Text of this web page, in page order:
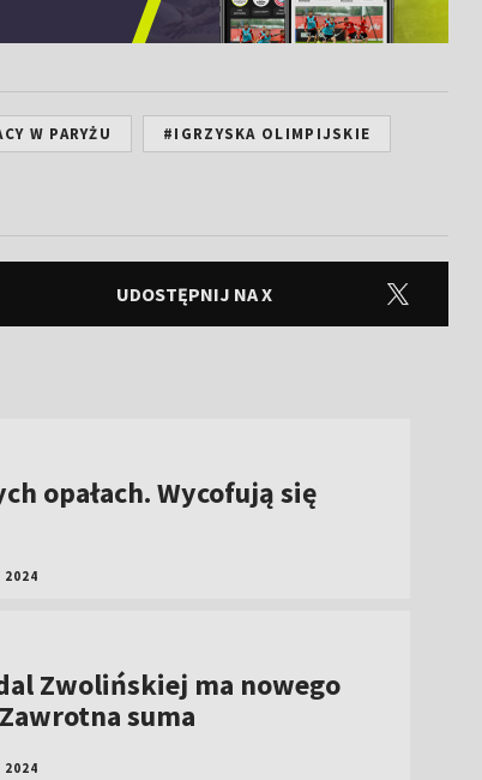
W PARYŻU #IGRZYSKA OLIMPIJSKIE
UDOSTĘPNIJ NA X
opałach. Wycofują się
2024
Zwolińskiej ma nowego
suma
2024